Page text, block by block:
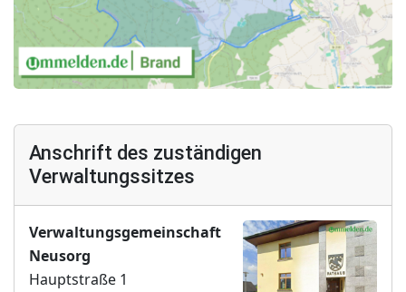
Anschrift des zuständigen
Verwaltungssitzes
Verwaltungsgemeinschaft
Neusorg
Hauptstraße 1